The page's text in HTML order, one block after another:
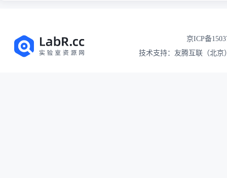
京ICP备
技术支持：友腾互联（北京